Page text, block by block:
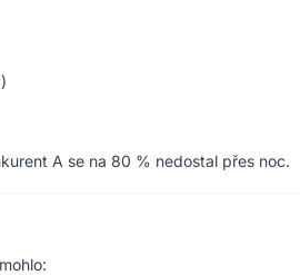
A se na 80 % nedostal přes noc.